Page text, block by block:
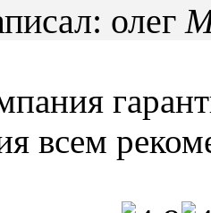
олег
всем